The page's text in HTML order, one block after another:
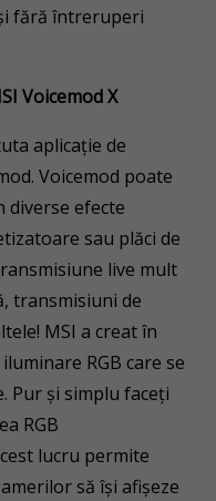
fără întreruperi
Voicemod X
aplicație de
Voicemod poate
diverse efecte
sau plăci de
live mult
transmisiuni de
MSI a creat în
RGB care se
Pur și simplu faceți
RGB
lucru permite
să își afișeze